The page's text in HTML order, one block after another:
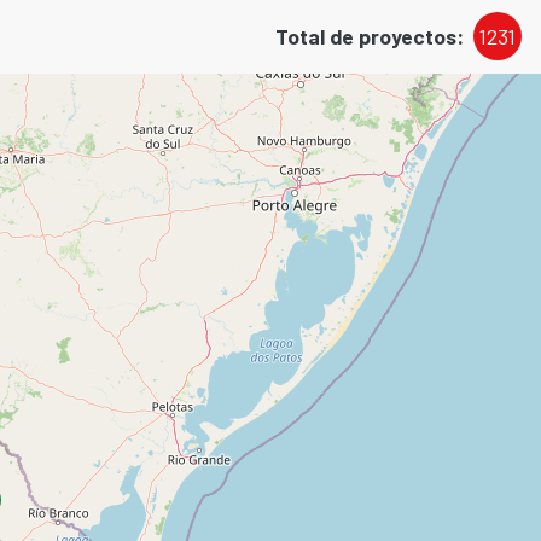
Total de proyectos: 1231